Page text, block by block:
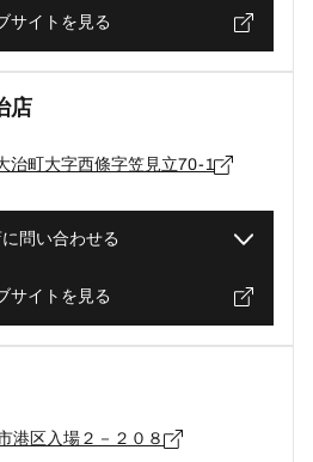
サイトを見る
店
治町大字西條字笠見立70-1
問い合わせる
サイトを見る
港区入場２－２０８